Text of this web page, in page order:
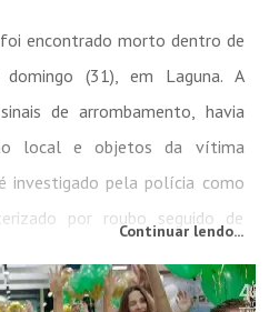
encontrado morto dentro de
(31), em Laguna. A
de arrombamento, havia
local e objetos da vítima
investigado pela polícia como
por roubo seguido de
de encontro de cadáver no
Continuar lendo...